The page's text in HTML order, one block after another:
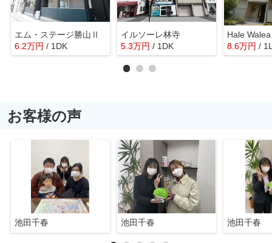
エム・ステージ勝山Ⅱ
6.2万円 / 1DK
イルソーレ林寺
5.3万円 / 1DK
Hale
8.6万円 /
お客様の声
池田千春 池田千春 池田千春